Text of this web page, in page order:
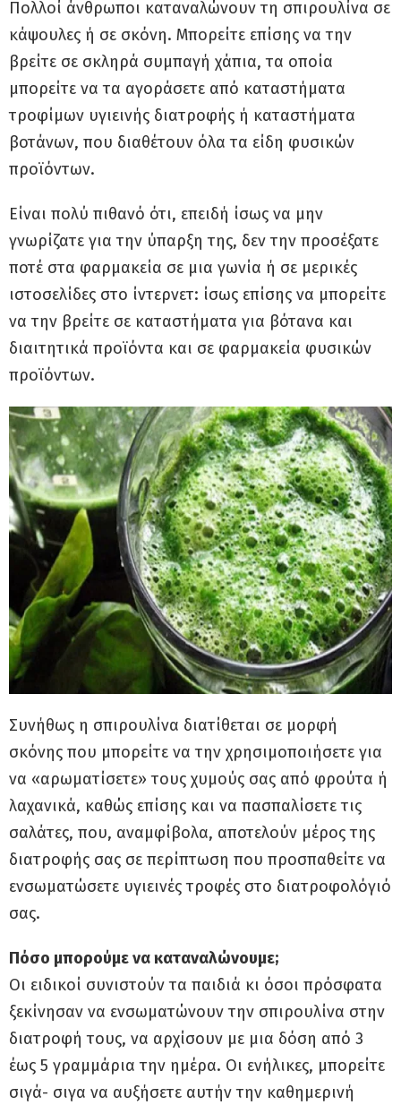
Πολλοί άνθρωποι καταναλώνουν τη σπιρουλίνα σε
κάψουλες ή σε σκόνη. Μπορείτε επίσης να την
βρείτε σε σκληρά συμπαγή χάπια, τα οποία
μπορείτε να τα αγοράσετε από καταστήματα
τροφίμων υγιεινής διατροφής ή καταστήματα
βοτάνων, που διαθέτουν όλα τα είδη φυσικών
προϊόντων.
Είναι πολύ πιθανό ότι, επειδή ίσως να μην
γνωρίζατε για την ύπαρξη της, δεν την προσέξατε
ποτέ στα φαρμακεία σε μια γωνία ή σε μερικές
ιστοσελίδες στο ίντερνετ: ίσως επίσης να μπορείτε
να την βρείτε σε καταστήματα για βότανα και
διαιτητικά προϊόντα και σε φαρμακεία φυσικών
προϊόντων.
Συνήθως η σπιρουλίνα διατίθεται σε μορφή
σκόνης που μπορείτε να την χρησιμοποιήσετε για
να «αρωματίσετε» τους χυμούς σας από φρούτα ή
λαχανικά, καθώς επίσης και να πασπαλίσετε τις
σαλάτες, που, αναμφίβολα, αποτελούν μέρος της
διατροφής σας σε περίπτωση που προσπαθείτε να
ενσωματώσετε υγιεινές τροφές στο διατροφολόγιό
σας.
Πόσο μπορούμε να καταναλώνουμε;
Οι ειδικοί συνιστούν τα παιδιά κι όσοι πρόσφατα
ξεκίνησαν να ενσωματώνουν την σπιρουλίνα στην
διατροφή τους, να αρχίσουν με μια δόση από 3
έως 5 γραμμάρια την ημέρα. Οι ενήλικες, μπορείτε
σιγά- σιγα να αυξήσετε αυτήν την καθημερινή